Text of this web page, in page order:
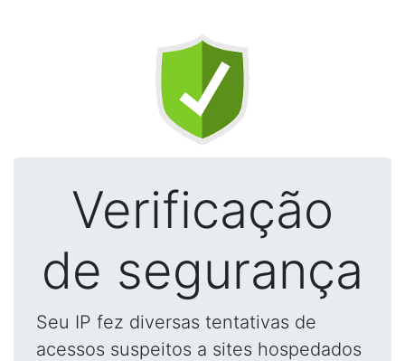
Verificação
de segurança
Seu IP fez diversas tentativas de
acessos suspeitos a sites hospedados